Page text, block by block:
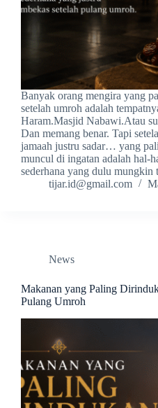
Banyak orang mengira yang
setelah umroh adalah
Haram.Masjid Nabawi.Atau
Dan memang benar. Tapi
jamaah justru sadar… yang
muncul di ingatan adalah hal-
sederhana yang dulu mungkin
tijar.id@gmail.com
News
Makanan yang Paling
Pulang Umroh